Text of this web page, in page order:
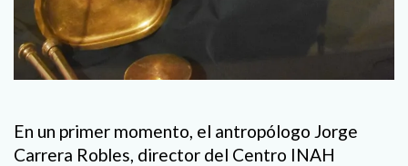
En un primer momento, el antropólogo Jorge
Carrera Robles, director del Centro INAH